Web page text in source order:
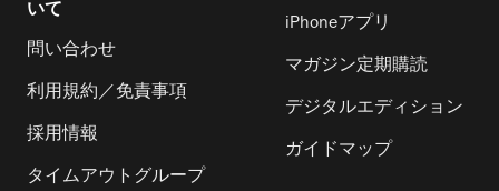
いて
問い合わせ
利用規約／免責事項
採用情報
タイムアウトグループ
iPhoneアプリ
マガジン定期購読
デジタルエディション
ガイドマップ